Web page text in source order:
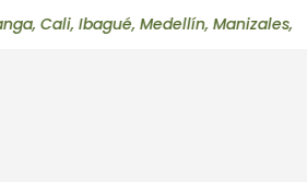
Cali, Ibagué, Medellín, Manizales,